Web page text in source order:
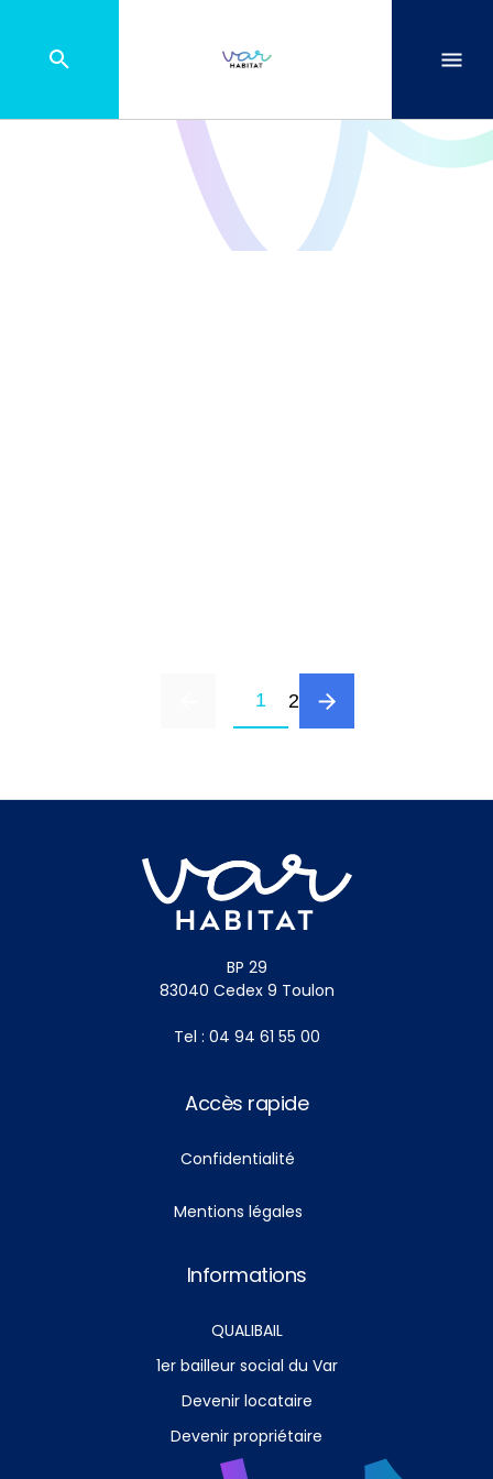
1 2
BP 29
83040 Cedex 9 Toulon
Tel : 04 94 61 55 00
Accès rapide
Confidentialité
Mentions légales
Informations
QUALIBAIL
1er bailleur social du Var
Devenir locataire
Devenir propriétaire